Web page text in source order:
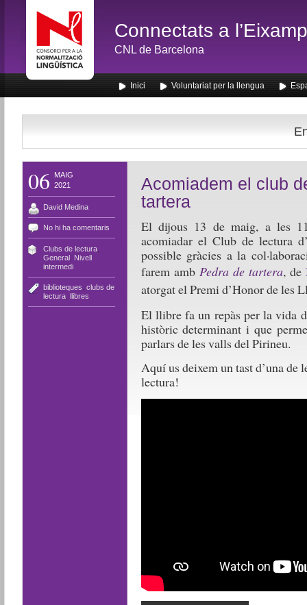
Connectats a
CNL de Barcelona
Inici Voluntariat per la llengua
06
MAIG
2021
David Medina
No hi ha comentaris
Clubs de lectura,
General, Nivell
intermedi
biblioteques clubs de
lectura, llibres
Acomiadem el club
tartera
El dijous 13 de maig, a les
acomiadar el Club de lectura
possible gràcies a la
farem amb Pedra de tartera, de
atorgat el Premi d’Honor de les
El llibre fa un repàs per la vida
històric determinant i que
parlars de les valls del Pirineu.
Aquí us deixem un tast d’una de
lectura!